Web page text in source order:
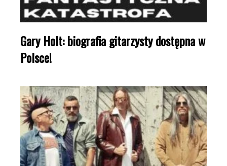
Gary Holt: biografia gitarzysty dostępna w
Polsce!